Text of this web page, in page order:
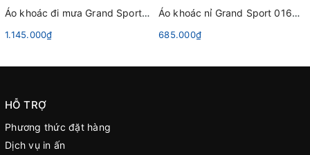
Áo khoác đi mưa Grand Sport 366066 Đen
1.145.000₫
Áo khoác nỉ Grand Sport 016386 Đỏ
685.000₫
HỖ TRỢ
Phương thức đặt hàng
Dịch vụ in ấn